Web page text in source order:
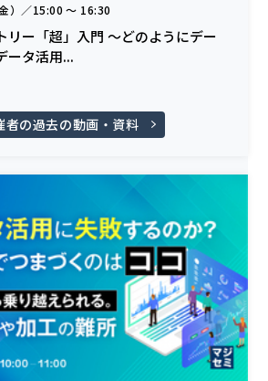
）／15:00 〜 16:30
リー「超」入門 ～どのようにデー
ータ活用...
者の過去の動画・資料